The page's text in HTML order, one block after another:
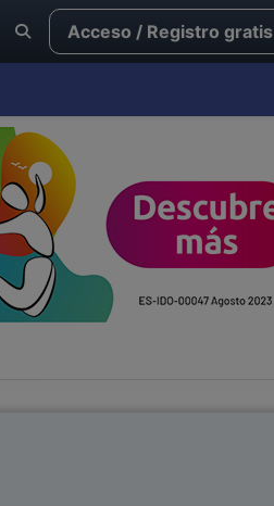
Acceso / Registro gratis